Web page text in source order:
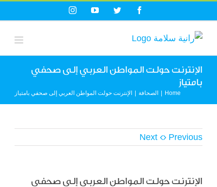
to
content
Facebook
Twitter
YouTube
Instagram
الإنترنت حولت المواطن العربي إلى صحفي
بامتياز
Home الصحافة الإنترنت حولت المواطن العربي إلى صحفي بامتياز
Previous
Next
الإنترنت حولت المواطن العربي إلى صحفي